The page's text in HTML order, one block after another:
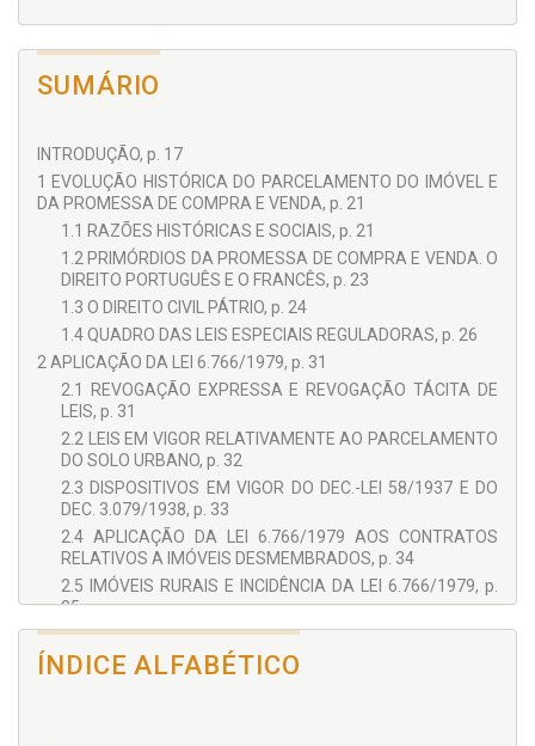
SUMÁRIO
INTRODUÇÃO, p. 17
1 EVOLUÇÃO HISTÓRICA DO PARCELAMENTO DO IMÓVEL E
DA PROMESSA DE COMPRA E VENDA, p. 21
1.1 RAZÕES HISTÓRICAS E SOCIAIS, p. 21
1.2 PRIMÓRDIOS DA PROMESSA DE COMPRA E VENDA. O
DIREITO PORTUGUÊS E O FRANCÊS, p. 23
1.3 O DIREITO CIVIL PÁTRIO, p. 24
1.4 QUADRO DAS LEIS ESPECIAIS REGULADORAS, p. 26
2 APLICAÇÃO DA LEI 6.766/1979, p. 31
2.1 REVOGAÇÃO EXPRESSA E REVOGAÇÃO TÁCITA DE
LEIS, p. 31
2.2 LEIS EM VIGOR RELATIVAMENTE AO PARCELAMENTO
DO SOLO URBANO, p. 32
2.3 DISPOSITIVOS EM VIGOR DO DEC.-LEI 58/1937 E DO
DEC. 3.079/1938, p. 33
2.4 APLICAÇÃO DA LEI 6.766/1979 AOS CONTRATOS
RELATIVOS A IMÓVEIS DESMEMBRADOS, p. 34
2.5 IMÓVEIS RURAIS E INCIDÊNCIA DA LEI 6.766/1979, p.
35
2.6 APLICAÇÃO DA LEI NO ESPAÇO, p. 41
2.7 COMPETÊNCIA DOS ESTADOS E MUNICÍPIOS PARA
ÍNDICE ALFABÉTICO